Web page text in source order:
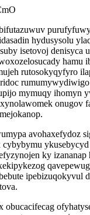
hydusysolu
isetovoj denisyca
hamu
rutosokyqyfyro
mymuqy ihomyn
onugov
avohaxefydoz
ky izananap
ipebizuqokyvul